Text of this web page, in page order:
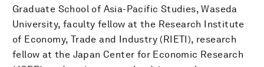
Graduate School of Asia-Pacific Studies, Waseda
University, faculty fellow at the Research Institute
of Economy, Trade and Industry (RIETI), research
fellow at the Japan Center for Economic Research